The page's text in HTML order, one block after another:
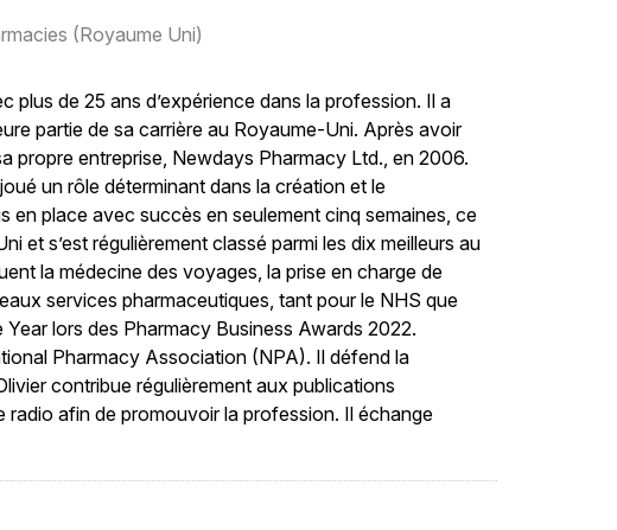
(Royaume Uni)
plus de 25 ans d’expérience dans la profession. Il a
partie de sa carrière au Royaume-Uni. Après avoir
propre entreprise, Newdays Pharmacy Ltd., en 2006.
un rôle déterminant dans la création et le
place avec succès en seulement cinq semaines, ce
et s’est régulièrement classé parmi les dix meilleurs au
la médecine des voyages, la prise en charge de
services pharmaceutiques, tant pour le NHS que
lors des Pharmacy Business Awards 2022.
Pharmacy Association (NPA). Il défend la
contribue régulièrement aux publications
afin de promouvoir la profession. Il échange